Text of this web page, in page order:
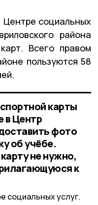
социальных
района
Всего правом
пользуются 58
карты
в Центр
фото
об учёбе.
не нужно,
к
социальных услуг.